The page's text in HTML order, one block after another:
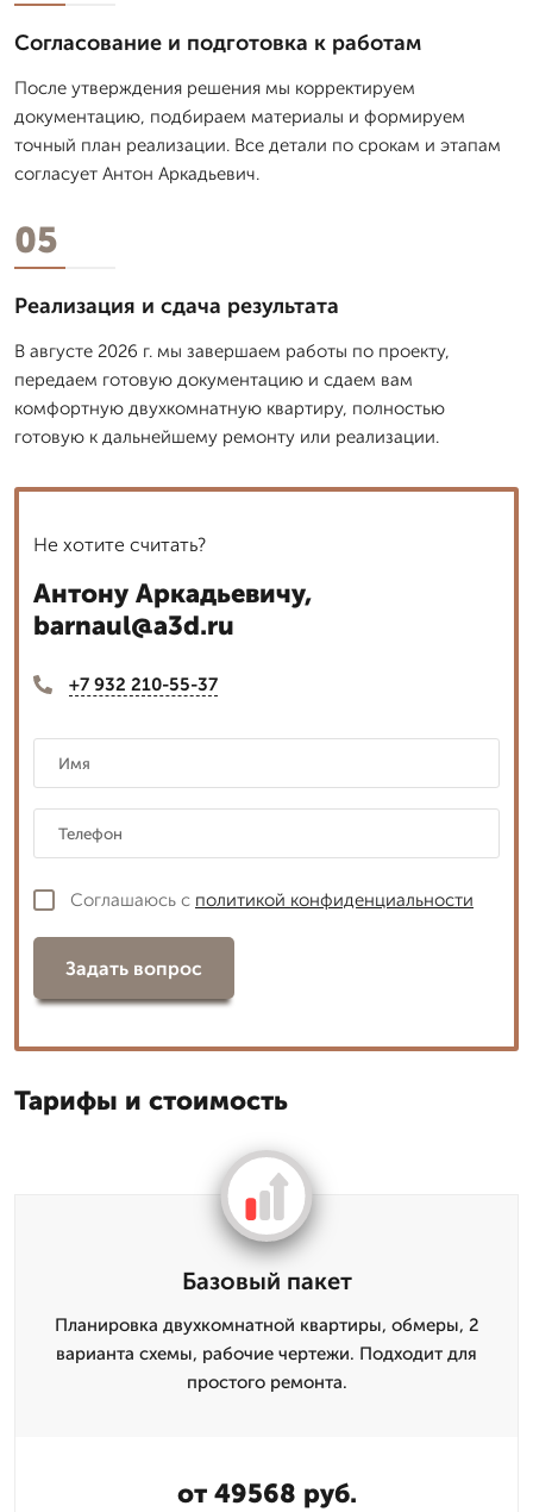
Согласование и подготовка к работам
После утверждения решения мы корректируем
документацию, подбираем материалы и формируем
точный план реализации. Все детали по срокам и этапам
согласует Антон Аркадьевич.
05
Реализация и сдача результата
В августе 2026 г. мы завершаем работы по проекту,
передаем готовую документацию и сдаем вам
комфортную двухкомнатную квартиру, полностью
готовую к дальнейшему ремонту или реализации.
Не хотите считать?
Антону Аркадьевичу,
barnaul@a3d.ru
+7 932 210-55-37
Соглашаюсь с политикой конфиденциальности
Задать вопрос
Тарифы и стоимость
Базовый пакет
Планировка двухкомнатной квартиры, обмеры, 2
варианта схемы, рабочие чертежи. Подходит для
простого ремонта.
от 49568 руб.